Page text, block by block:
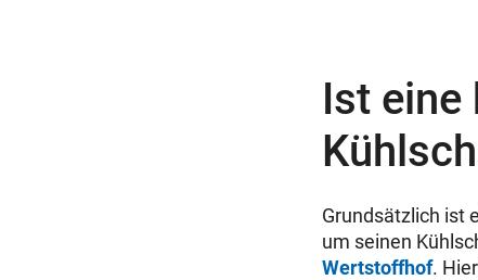
Ist eine
Grundsätzlich ist
um seinen
Wertstoffhof.